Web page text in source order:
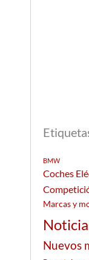
BMW
Coches
Marcas y
Nuevos